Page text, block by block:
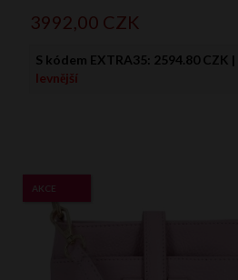
3992, 00 CZK
S kódem EXTRA35: 2594.80 CZK |
levnější
AKCE